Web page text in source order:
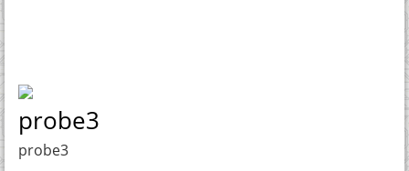
probe3
probe3